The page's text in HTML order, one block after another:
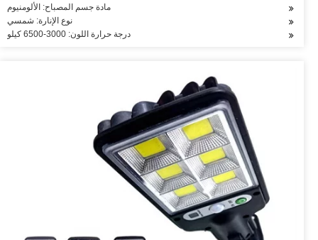
مادة جسم المصباح: الألومنيوم
نوع الإنارة: شمسي
درجة حرارة اللون: 3000-6500 كيلو